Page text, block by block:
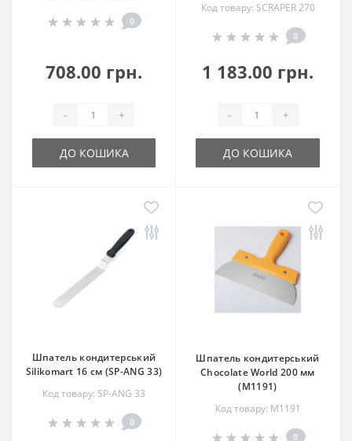
0
708.00 грн.
- +
ДО КОШИКА
Код товару: SCRAPER 270
0
1 183.00 грн.
- +
ДО КОШИКА
Шпатель кондитерський
Silikomart 16 см (SP-ANG 33)
Код товару: SP-ANG 33
0
Шпатель кондитерський
Chocolate World 200 мм
(M1191)
Код товару: M1191
0